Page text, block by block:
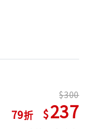
79
300
237